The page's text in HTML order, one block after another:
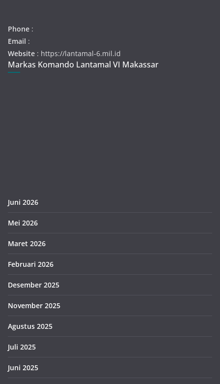
Phone :
Email :
Website : https://lantamal-6.mil.id
Markas Komando Lantamal VI Makassar
Juni 2026
Mei 2026
Maret 2026
Februari 2026
Desember 2025
November 2025
Agustus 2025
Juli 2025
Juni 2025